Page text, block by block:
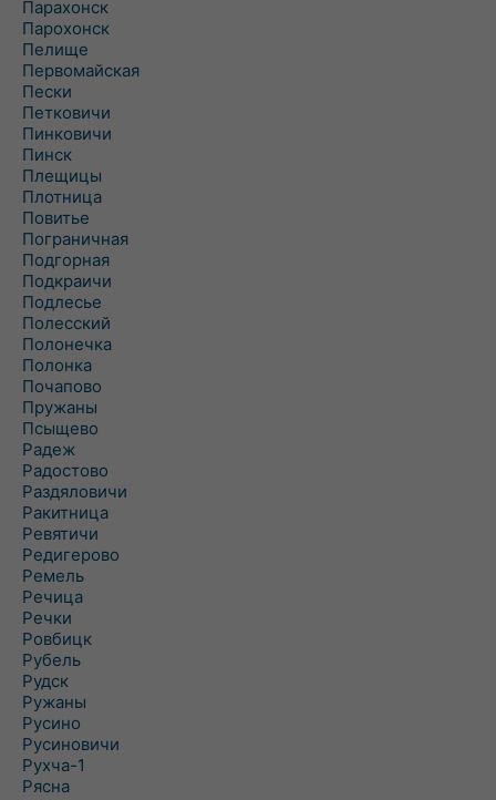
Парахонск
Парохонск
Пелище
Первомайская
Пески
Петковичи
Пинковичи
Пинск
Плещицы
Плотница
Повитье
Пограничная
Подгорная
Подкраичи
Подлесье
Полесский
Полонечка
Полонка
Почапово
Пружаны
Псыщево
Радеж
Радостово
Раздяловичи
Ракитница
Ревятичи
Редигерово
Ремель
Речица
Речки
Ровбицк
Рубель
Рудск
Ружаны
Русино
Русиновичи
Рухча-1
Рясна